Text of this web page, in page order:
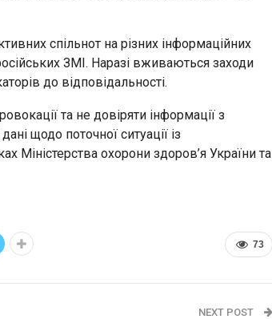
спільнот на різних інформаційних
ЗМІ. Наразі вживаються заходи
до відповідальності.
та не довіряти інформації з
щодо поточної ситуації із
Міністерства охорони здоров’я України та
73
NEXT POST